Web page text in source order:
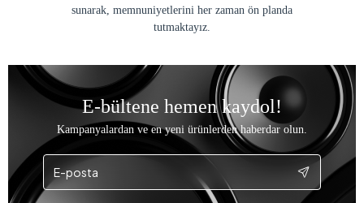
sunarak, memnuniyetlerini her zaman ön planda
tutmaktayız.
E-bültene hemen kaydol!
Kampanyalardan ve en yeni ürünlerden haberdar olun.